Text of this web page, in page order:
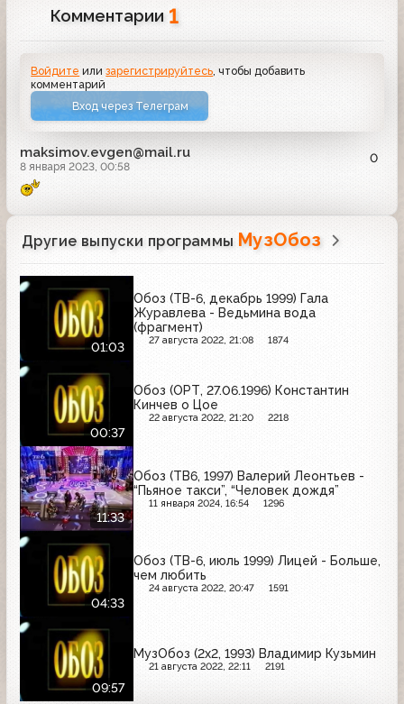
Комментарии 1
Войдите илизарегистрируйтесь, чтобы добавить
комментарий
Вход через Телеграм
maksimov.evgen@mail.ru
8 января 2023, 00:58
0
Другие выпуски программы МузОбоз
01:03
Обоз (ТВ-6, декабрь 1999) Гала
Журавлева - Ведьмина вода
(фрагмент)
27 августа 2022, 21:08 1874
00:37
Обоз (ОРТ, 27.06.1996) Константин
Кинчев о Цое
22 августа 2022, 21:20 2218
11:33
Обоз (ТВ6, 1997) Валерий Леонтьев -
“Пьяное такси”, “Человек дождя”
11 января 2024, 16:54 1296
04:33
Обоз (ТВ-6, июль 1999) Лицей - Больше,
чем любить
24 августа 2022, 20:47 1591
09:57
МузОбоз (2x2, 1993) Владимир Кузьмин
21 августа 2022, 22:11 2191